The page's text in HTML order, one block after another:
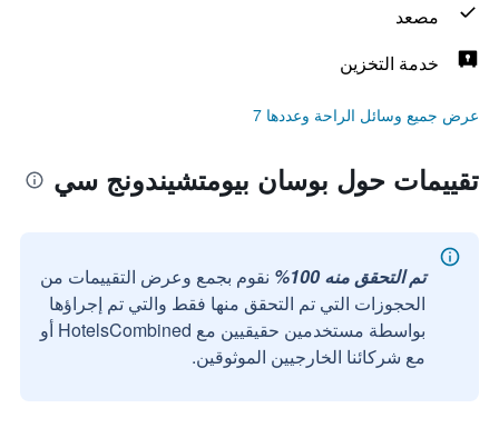
مصعد
خدمة التخزين
عرض جميع وسائل الراحة وعددها 7
تقييمات حول بوسان بيومتشيندونج سي
تم التحقق منه 100%
نقوم بجمع وعرض التقييمات من
الحجوزات التي تم التحقق منها فقط والتي تم إجراؤها
بواسطة مستخدمين حقيقيين مع HotelsCombined أو
مع شركائنا الخارجيين الموثوقين.